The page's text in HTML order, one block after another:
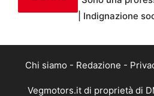
| Indignazione
Chi siamo - Redazione -
Vegmotors.it di proprietà di